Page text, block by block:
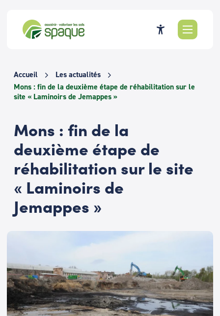
contenu
Accueil
Les actualités
Mons : fin de la deuxième étape de réhabilitation sur le
site « Laminoirs de Jemappes »
Mons : fin de la
deuxième étape de
réhabilitation sur le site
« Laminoirs de
Jemappes »